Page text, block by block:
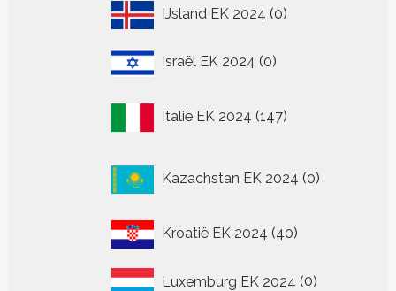
IJsland EK 2024 00
Israël EK 2024 00
Italië EK 2024 147
producten
Kazachstan EK 2024 0
producten
Kroatië EK 2024 4040
Luxemburg EK 2024 00